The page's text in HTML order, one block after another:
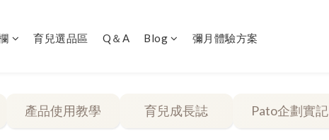
育兒選品區 Q＆A Blog 彌月體驗方案
產品使用教學 育兒成長誌 Pato企劃實記